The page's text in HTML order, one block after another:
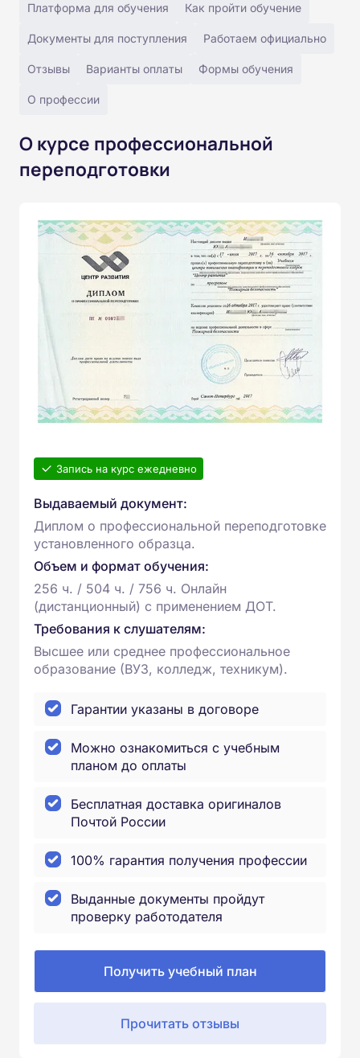
Платформа для обучения Как пройти обучение
Документы для поступления Работаем официально
Отзывы Варианты оплаты Формы обучения
О профессии
О курсе профессиональной
переподготовки
Запись на курс ежедневно
Выдаваемый документ:
Диплом о профессиональной переподготовке
установленного образца.
Объем и формат обучения:
256 ч. / 504 ч. / 756 ч. Онлайн
(дистанционный) с применением ДОТ.
Требования к слушателям:
Высшее или среднее профессиональное
образование (ВУЗ, колледж, техникум).
Гарантии указаны в договоре
Можно ознакомиться с учебным
планом до оплаты
Бесплатная доставка оригиналов
Почтой России
100% гарантия получения профессии
Выданные документы пройдут
проверку работодателя
Получить учебный план
Прочитать отзывы